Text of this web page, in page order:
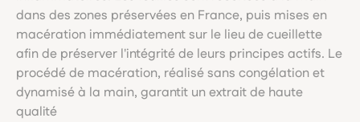
dans des zones préservées en France, puis mises en
macération immédiatement sur le lieu de cueillette
afin de préserver l'intégrité de leurs principes actifs. Le
procédé de macération, réalisé sans congélation et
dynamisé à la main, garantit un extrait de haute
qualité